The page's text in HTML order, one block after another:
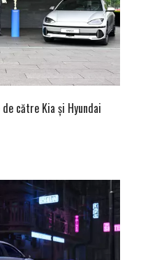
către Kia și Hyundai